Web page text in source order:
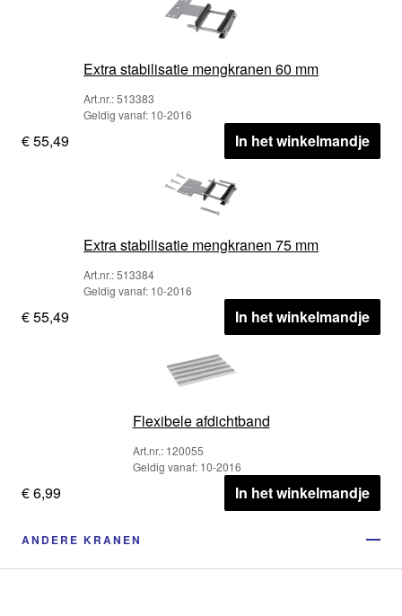
Extra stabilisatie mengkranen 60 mm
Art.nr.: 513383
Geldig vanaf: 10-2016
€ 55,49 In het winkelmandje
Extra stabilisatie mengkranen 75 mm
Art.nr.: 513384
Geldig vanaf: 10-2016
€ 55,49 In het winkelmandje
Flexibele afdichtband
Art.nr.: 120055
Geldig vanaf: 10-2016
€ 6,99 In het winkelmandje
ANDERE KRANEN